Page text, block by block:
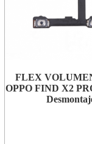
FLEX
OPPO FIND X2